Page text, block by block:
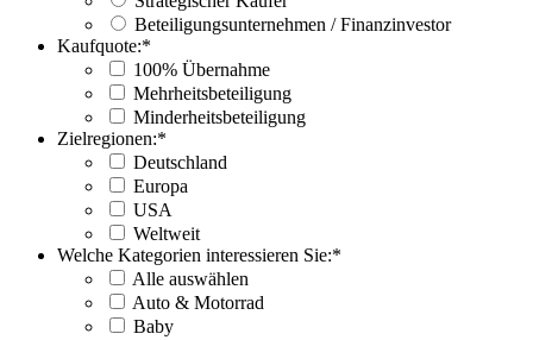
Beteiligungsunternehmen / Finanzinvestor
Kaufquote:*
100% Übernahme
Mehrheitsbeteiligung
Minderheitsbeteiligung
Zielregionen:*
Deutschland
Europa
USA
Weltweit
Welche Kategorien interessieren Sie:*
Alle auswählen
Auto & Motorrad
Baby